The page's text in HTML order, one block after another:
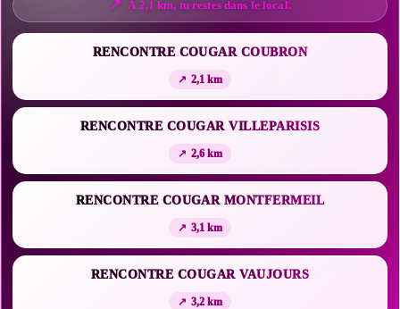
À 2,1 km, tu restes dans le local.
RENCONTRE COUGAR COUBRON
2,1 km
RENCONTRE COUGAR VILLEPARISIS
2,6 km
RENCONTRE COUGAR MONTFERMEIL
3,1 km
RENCONTRE COUGAR VAUJOURS
3,2 km